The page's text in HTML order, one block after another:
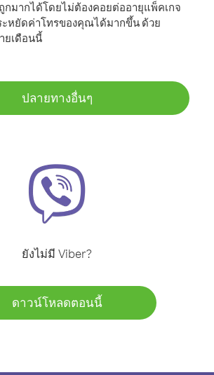
กมากได้โดยไม่ต้องคอยต่ออายุแพ็คเกจ
หยัดค่าโทรของคุณได้มากขึ้น ด้วย
ยเดือนนี้
ปลายทางอื่นๆ
ยังไม่มี Viber?
ดาวน์โหลดตอนนี้